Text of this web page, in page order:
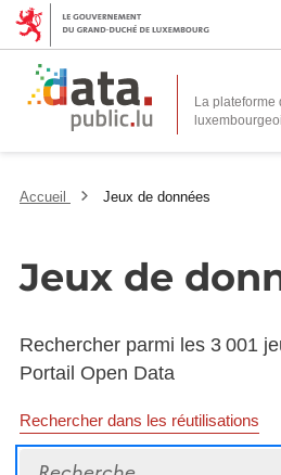
La plateforme
Accueil Jeux de données
Jeux de
Rechercher parmi les 3 001
Portail Open Data
Rechercher dans les réutilisations
Recherche